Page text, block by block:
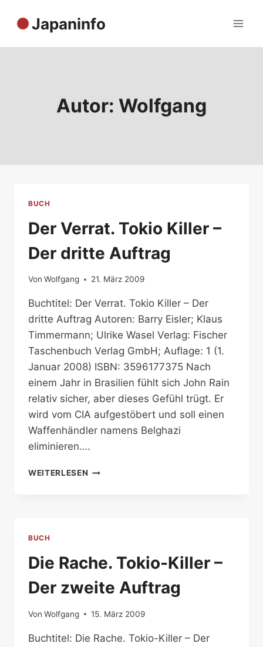
Inhalt
Japaninfo
Autor: Wolfgang
BUCH
Der Verrat. Tokio Killer –
Der dritte Auftrag
Von Wolfgang 21. März 2009
Buchtitel: Der Verrat. Tokio Killer – Der
dritte Auftrag Autoren: Barry Eisler; Klaus
Timmermann; Ulrike Wasel Verlag: Fischer
Taschenbuch Verlag GmbH; Auflage: 1 (1.
Januar 2008) ISBN: 3596177375 Nach
einem Jahr in Brasilien fühlt sich John Rain
relativ sicher, aber dieses Gefühl trügt. Er
wird vom CIA aufgestöbert und soll einen
Waffenhändler namens Belghazi
eliminieren….
WEITERLESEN DER
AUFTRAG
BUCH
Die Rache. Tokio-Killer –
Der zweite Auftrag
Von Wolfgang 15. März 2009
Buchtitel: Die Rache. Tokio-Killer – Der